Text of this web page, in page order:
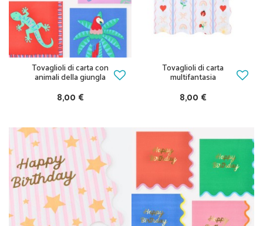
Tovaglioli di carta con
animali della giungla
8,00 €
Tovaglioli di carta
multifantasia
8,00 €